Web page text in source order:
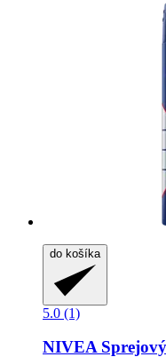
do košíka
5.0 (1)
NIVEA